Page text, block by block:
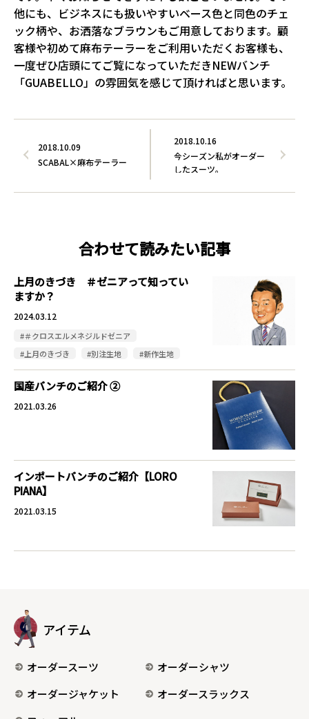
他にも、ビジネスにも扱いやすいベース色と同色のチェ
ック柄や、お洒落なブラウンもご用意しております。顧
客様や初めて麻布テーラーをご利用いただくお客様も、
一度ぜひ店頭にてご覧になっていただきNEWバンチ
「GUABELLO」の雰囲気を感じて頂ければと思います。
2018.10.16
今シーズン私がオーダー
したスーツ。
2018.10.09
SCABAL×麻布テーラー
合わせて読みたい記事
上月のきづき ＃ゼニアって知ってい
ますか？
2024.03.12
#＃クロスエルメネジルドゼニア
#上月のきづき
#別注生地 #新作生地
国産バンチのご紹介 ②
2021.03.26
インポートバンチのご紹介【LORO
PIANA】
2021.03.15
アイテム
オーダースーツ
オーダーシャツ
オーダージャケット
オーダースラックス